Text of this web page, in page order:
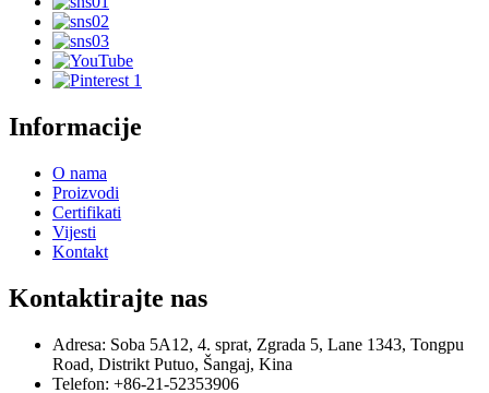
Informacije
O nama
Proizvodi
Certifikati
Vijesti
Kontakt
Kontaktirajte nas
Adresa: Soba 5A12, 4. sprat, Zgrada 5, Lane 1343, Tongpu
Road, Distrikt Putuo, Šangaj, Kina
Telefon: +86-21-52353906